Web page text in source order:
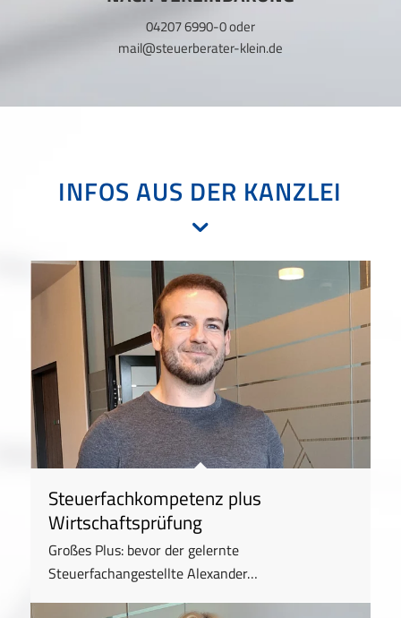
04207 6990-0oder
mail@steuerberater-klein.de
INFOS AUS DER KANZLEI
Steuerfachkompetenz plus
Wirtschaftsprüfung
Großes Plus: bevor der gelernte
Steuerfachangestellte Alexander…